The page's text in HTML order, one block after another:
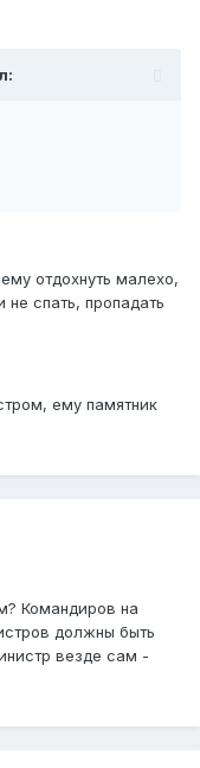
отдохнуть малехо,
спать, пропадать
ему памятник
Командиров на
должны быть
везде сам -